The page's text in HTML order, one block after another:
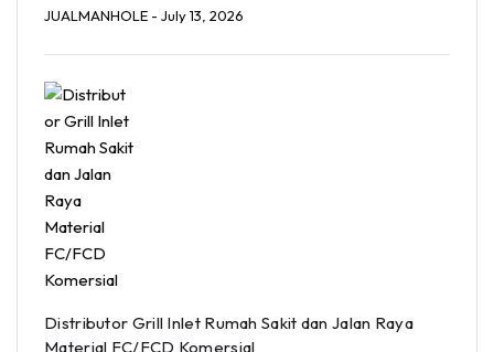
JUALMANHOLE - July 13, 2026
Distributor Grill Inlet Rumah Sakit dan Jalan Raya
Material FC/FCD Komersial